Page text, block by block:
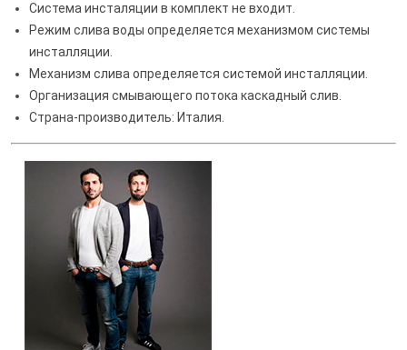
Система инсталяции в комплект не входит.
Режим слива воды определяется механизмом системы
инсталляции.
Механизм слива определяется системой инсталляции.
Организация смывающего потока каскадный слив.
Страна-производитель: Италия.